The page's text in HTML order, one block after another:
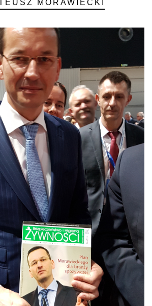
MORAWIECKI